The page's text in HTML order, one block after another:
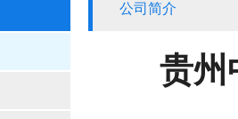
公司简介
贵州